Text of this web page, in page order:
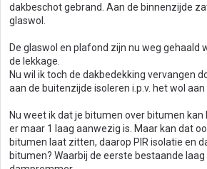
dakbeschot gebrand. Aan de binnenzijde
glaswol.
De glaswol en plafond zijn nu weg gehaald
de lekkage.
Nu wil ik toch de dakbedekking vervangen
aan de buitenzijde isoleren i.p.v. het wol aan
Nu weet ik dat je bitumen over bitumen kan
er maar 1 laag aanwezig is. Maar kan dat
bitumen laat zitten, daarop PIR isolatie en
bitumen? Waarbij de eerste bestaande